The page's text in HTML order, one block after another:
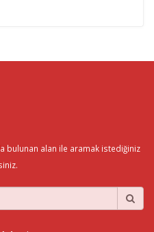
bulunan alan ile aramak istediğiniz